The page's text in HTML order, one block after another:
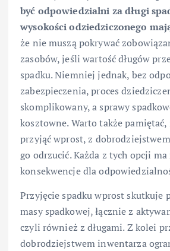
być odpowiedzialni za długi
wysokości odziedziczonego
że nie muszą pokrywać
zasobów, jeśli wartość długów
spadku. Niemniej jednak, bez
zabezpieczenia, proces
skomplikowany, a sprawy
kosztowne. Warto także pamiętać,
przyjąć wprost, z
go odrzucić. Każda z tych opcji
konsekwencje dla
Przyjęcie spadku wprost skutkuje
masy spadkowej, łącznie z
czyli również z długami. Z kolei
dobrodziejstwem inwentarza